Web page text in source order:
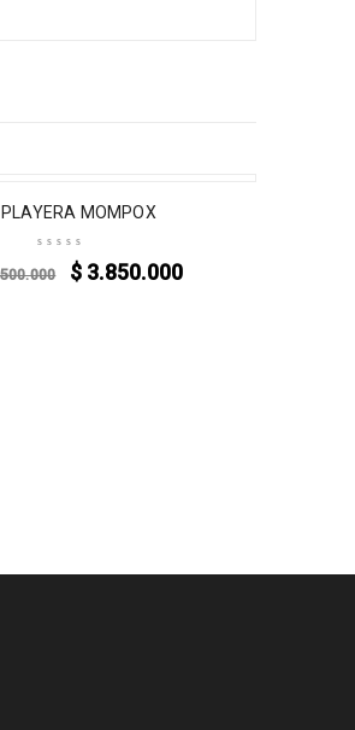
PLAYERA MOMPOX
$3.850.000